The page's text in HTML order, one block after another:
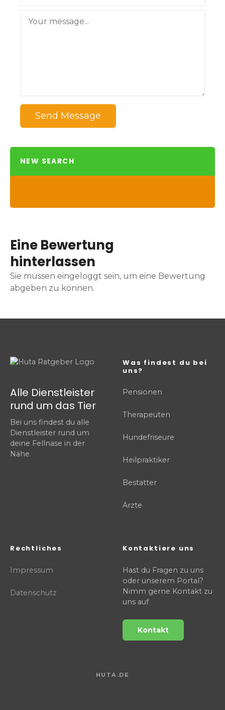
Send Message
NEW SEARCH
Eine Bewertung
hinterlassen
Sie müssen eingeloggt sein, um eine Bewertung
abgeben zu können.
Alle Dienstleister
rund um das Tier
Bei uns findest du alle
Dienstleister rund um
deine Fellnase in der
Nähe.
Was findest du bei
uns?
Pensionen
Therapeuten
Hundefriseure
Heilpraktiker
Bestatter
Ärzte
Rechtliches
Impressum
Datenschutz
Kontaktiere uns
Hast du Fragen zu uns
oder unserem Portal?
Nimm gerne Kontakt zu
uns auf
Kontakt
HUTA.DE